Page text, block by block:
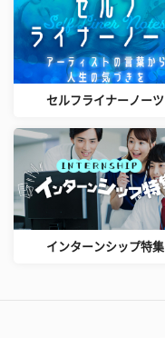
セルフライナーノーツ
インターンシップ特集